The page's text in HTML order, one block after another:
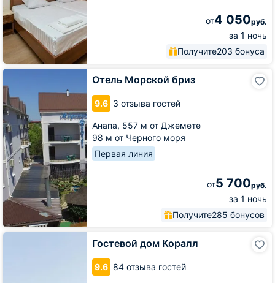
от4 050руб.
за 1 ночь
Получите203 бонуса
Отель Морской бриз
9.6 3 отзыва гостей
Анапа, 557 м от Джемете
98 м от Черного моря
Первая линия
от5 700руб.
за 1 ночь
Получите285 бонусов
Отель
Морской
бриз
Гостевой дом Коралл
9.6 84 отзыва гостей
Гостевой